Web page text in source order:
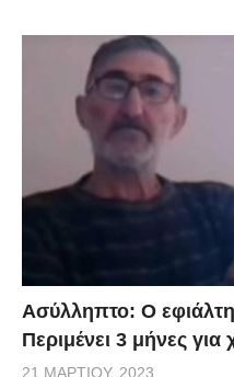
Ασύλληπτο: Ο
Περιμένει 3 μήνες για
21 ΜΑΡΤΊΟΥ, 2023